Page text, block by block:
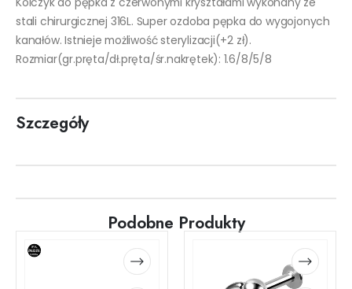
stali chirurgicznej 316L. Super ozdoba pępka do wygojonych
kanałów. Istnieje możliwość sterylizacji(+2 zł).
Rozmiar(gr.pręta/dł.pręta/śr.nakrętek): 1.6/8/5/8
Szczegóły
Podobne Produkty